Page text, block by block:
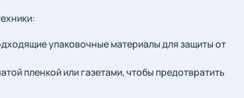
упаковочные материалы для защиты от
пленкой или газетами, чтобы предотвратить